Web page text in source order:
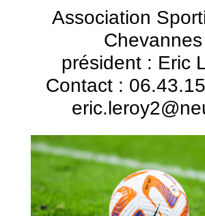
Association
Chevannes
président : Eric
Contact :